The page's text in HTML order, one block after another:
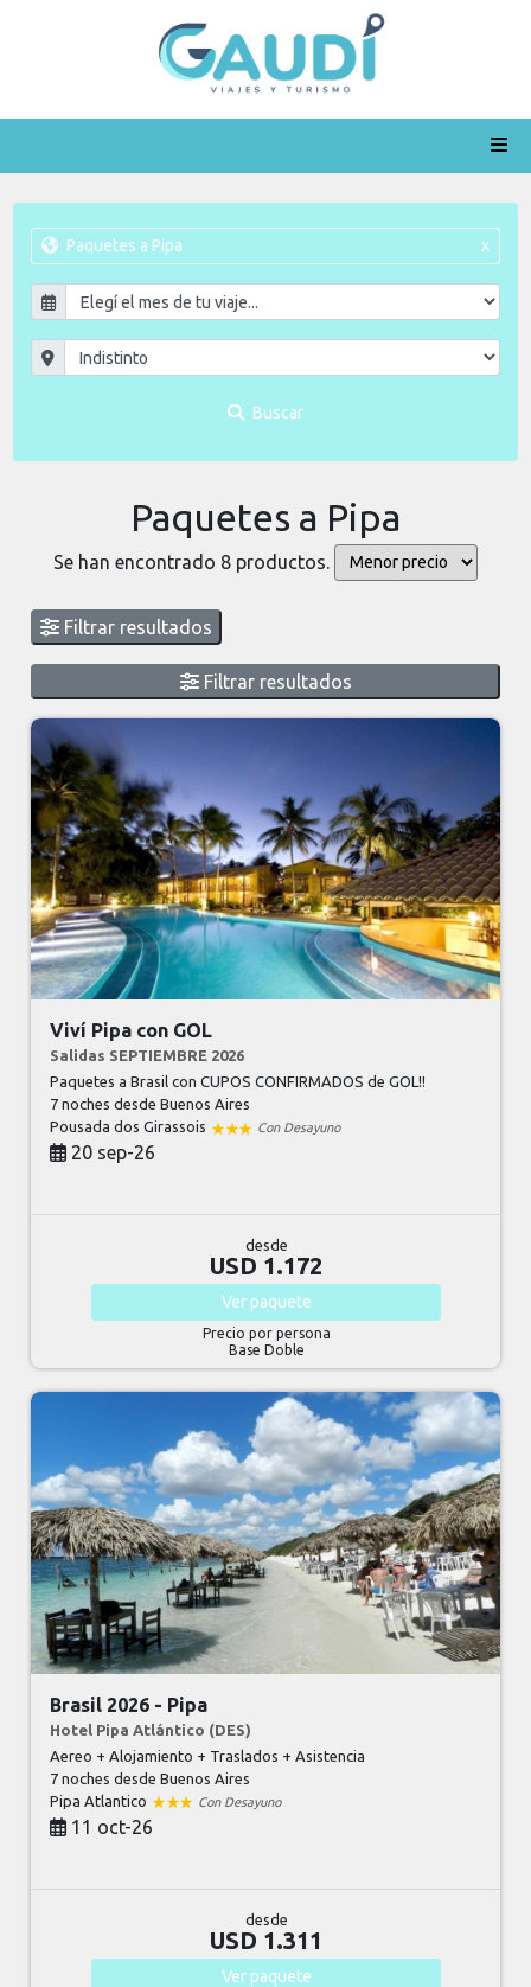
Paquetes a Pipa x
Buscar
Paquetes a Pipa
Se han encontrado 8 productos.
Filtrar resultados
Filtrar resultados
Viví Pipa con GOL
Salidas SEPTIEMBRE 2026
Paquetes a Brasil con CUPOS CONFIRMADOS de GOL!!
7 nochesdesde Buenos Aires
Pousada dos Girassois
Con Desayuno
20 sep-26
desde
USD 1.172
Ver paquete
Precio por persona
Base Doble
Brasil 2026 - Pipa
Hotel Pipa Atlántico (DES)
Aereo + Alojamiento + Traslados + Asistencia
7 nochesdesde Buenos Aires
Pipa Atlantico
Con Desayuno
11 oct-26
desde
USD 1.311
Ver paquete